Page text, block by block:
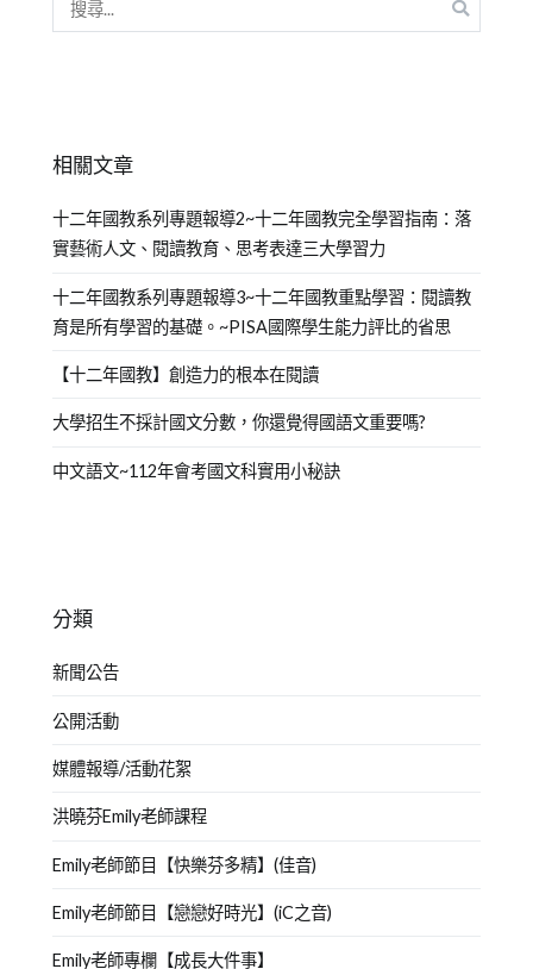
相關文章
十二年國教系列專題報導2~十二年國教完全學習指南：落
實藝術人文、閱讀教育、思考表達三大學習力
十二年國教系列專題報導3~十二年國教重點學習：閱讀教
育是所有學習的基礎。~PISA國際學生能力評比的省思
【十二年國教】創造力的根本在閱讀
大學招生不採計國文分數，你還覺得國語文重要嗎?
中文語文~112年會考國文科實用小秘訣
分類
新聞公告
公開活動
媒體報導/活動花絮
洪曉芬Emily老師課程
Emily老師節目【快樂芬多精】(佳音)
Emily老師節目【戀戀好時光】(iC之音)
Emily老師專欄【成長大件事】